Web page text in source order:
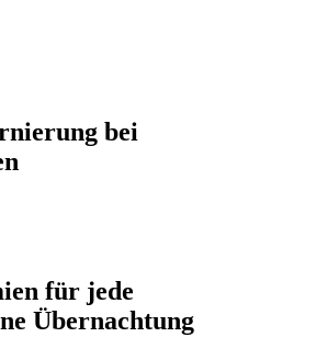
bei
für jede
Übernachtung